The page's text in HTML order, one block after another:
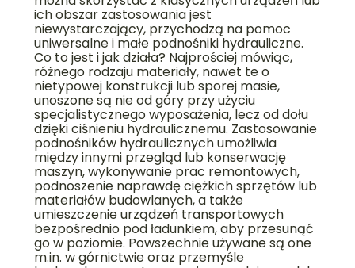
ich obszar zastosowania jest
niewystarczający, przychodzą na pomoc
uniwersalne i małe podnośniki hydrauliczne.
Co to jest i jak działa? Najprościej mówiąc,
różnego rodzaju materiały, nawet te o
nietypowej konstrukcji lub sporej masie,
unoszone są nie od góry przy użyciu
specjalistycznego wyposażenia, lecz od dołu
dzięki ciśnieniu hydraulicznemu. Zastosowanie
podnośników hydraulicznych umożliwia
między innymi przegląd lub konserwację
maszyn, wykonywanie prac remontowych,
podnoszenie naprawdę ciężkich sprzętów lub
materiałów budowlanych, a także
umieszczenie urządzeń transportowych
bezpośrednio pod ładunkiem, aby przesunąć
go w poziomie. Powszechnie używane są one
m.in. w górnictwie oraz przemyśle